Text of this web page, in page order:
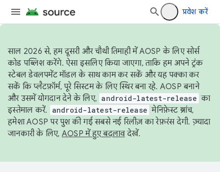
प्रवेश करें
साल 2026 से, हम दूसरी और चौथी तिमाही में AOSP के लिए सोर्स
कोड पब्लिश करेंगे. ऐसा इसलिए किया जाएगा, ताकि हम अपने ट्रंक
स्टेबल डेवलपमेंट मॉडल के साथ काम कर सकें और यह पक्का कर
सकें कि प्लैटफ़ॉर्म, पूरे सिस्टम के लिए स्थिर बना रहे. AOSP बनाने
और उसमें योगदान देने के लिए, android-latest-release का
इस्तेमाल करें.
android-latest-release मेनिफ़ेस्ट ब्रांच,
हमेशा AOSP पर पुश की गई सबसे नई रिलीज़ का रेफ़रंस देगी. ज़्यादा
जानकारी के लिए, AOSP में हुए बदलावदेखें.